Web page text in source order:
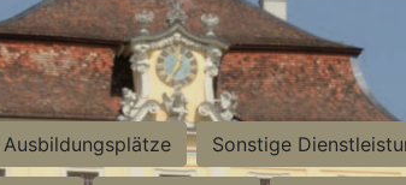
Ausbildungsplätze Sonstige